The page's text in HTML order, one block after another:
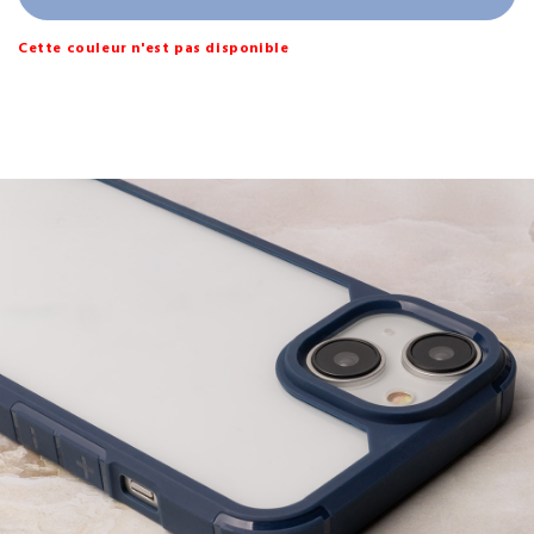
Cette couleur n'est pas disponible